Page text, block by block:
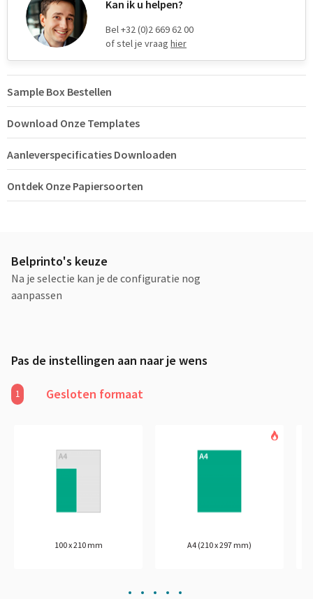
Kan ik u helpen?
Bel +32 (0)2 669 62 00
of stel je vraag hier
Sample Box Bestellen
Download Onze Templates
Aanleverspecificaties Downloaden
Ontdek Onze Papiersoorten
Belprinto's keuze
Na je selectie kan je de configuratie nog
aanpassen
Pas de instellingen aan naar je wens
1 Gesloten formaat
100 x 210 mm A4 (210 x 297 mm)